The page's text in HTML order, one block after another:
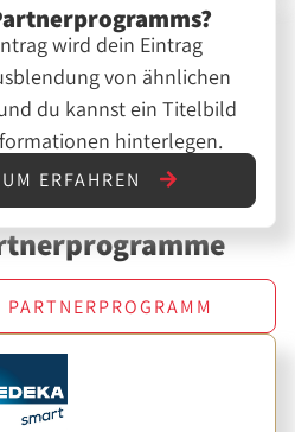
wird dein Eintrag
von ähnlichen
du kannst ein Titelbild
hinterlegen.
ERFAHREN